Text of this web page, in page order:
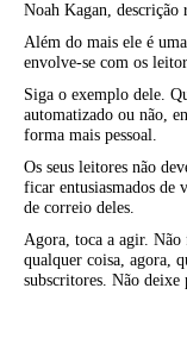
Noah Kagan, descrição
Além do mais ele é
envolve-se com os
Siga o exemplo dele.
automatizado ou não,
forma mais pessoal.
Os seus leitores não
ficar entusiasmados de
de correio deles.
Agora, toca a agir. Não
qualquer coisa, agora,
subscritores. Não deixe